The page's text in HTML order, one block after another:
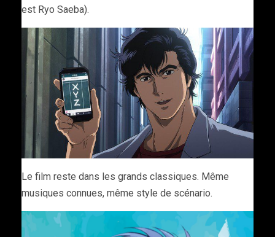
est Ryo Saeba).
Le film reste dans les grands classiques. Même
musiques connues, même style de scénario.